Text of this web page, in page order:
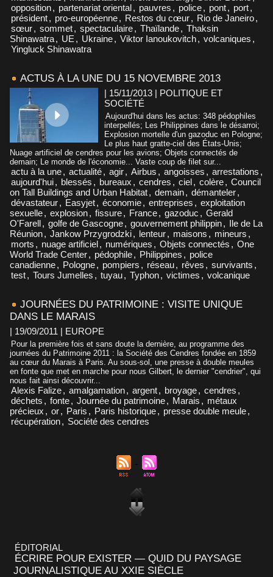
opposition, partenariat oriental, pauvres , police, pont, port,
président, pro-européenne, Restos du cœur, Rio de Janeiro,
sœur, sommet, spectaculaire, Thaïlande, Thaksin
Shinawatra, UE , Ukraine, Viktor Ianoukovitch, volcaniques ,
Yingluck Shinawatra
ACTUS À LA UNE DU 15 NOVEMBRE 2013
| 15/11/2013 | POLITIQUE ET
SOCIÉTÉ
Aujourd'hui dans les actus: 348 pédophiles
interpellés; Les Philippines dans le désarroi;
Explosion mortelle d'un gazoduc en Pologne;
Le plus haut gratte-ciel des États-Unis;
Nuage artificiel de cendres pour les avions; Objets connectés de
demain; Le monde de l'économie... Vaste coup de filet sur...
actu à la une, actualité, agir, Airbus , angoisses , arrestations ,
aujourd'hui, blessés , bureaux , cendres , ciel, colère, Council
on Tall Buildings and Urban Habitat, demain, démanteler,
dévastateur, Easyjet, économie, entreprises , exploitation
sexuelle, explosion, fissure, France, gazoduc , Gerald
O'Farell, golfe de Gascogne, gouvernement philippin, Ile de La
Réunion, Jankow Przygrodzki, lenteur, maisons , mineurs ,
morts , nuage artificiel, numériques , Objets connectés , One
World Trade Center, pédophile, Philippines , police
canadienne, Pologne, pompiers , réseau, rêves , survivants ,
test, Tours Jumelles , tuyau, Typhon, victimes , volcanique
JOURNÉES DU PATRIMOINE : VISITE UNIQUE
DANS LE MARAIS
| 19/09/2011 | EUROPE
Pour la première fois et sans doute la dernière, au programme des
journées du Patrimoine 2011 : la Société des Cendres fondée en 1859
au cœur du Marais à Paris. Au sous-sol, une presse à double meules
en fonte que met en marche pour nous Gilbert, le dernier "cendrier", qui
nous fait ainsi découvrir...
Alexis Falize, amalgamation, argent, broyage, cendres ,
déchets , fonte, Journée du patrimoine, Marais , métaux
précieux , or, Paris , Paris historique, presse double meule,
récupération, Société des cendres
ÉDITORIAL
ÉCRIRE POUR EXISTER — QUID DU PAYSAGE
JOURNALISTIQUE AU XXIE SIÈCLE